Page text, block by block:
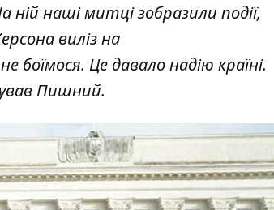
наші митці зобразили події,
виліз на
Це давало надію країні.
Пишний.